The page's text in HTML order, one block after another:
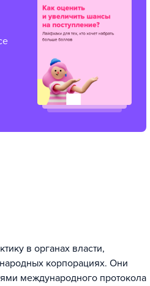
в органах власти,
корпорациях. Они
международного протокола